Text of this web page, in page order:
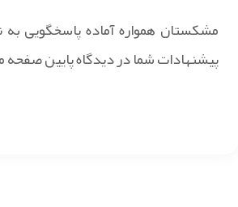
مشکستان همواره آماده پاسخگویی به
پیشنهادات شما در دیدگاه پایین